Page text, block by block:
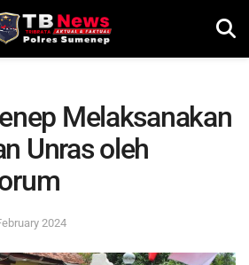
Melaksanakan
Unras oleh
2024